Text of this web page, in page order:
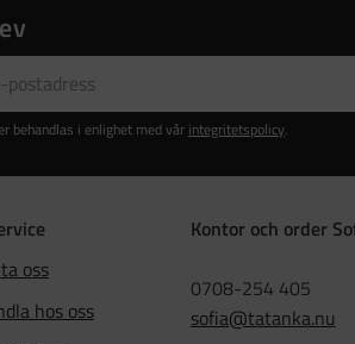
behandlas i enlighet med vår integritetspolicy.
oss
hos oss
Kontor och order
0708-254 405
sofia@tatanka.nu